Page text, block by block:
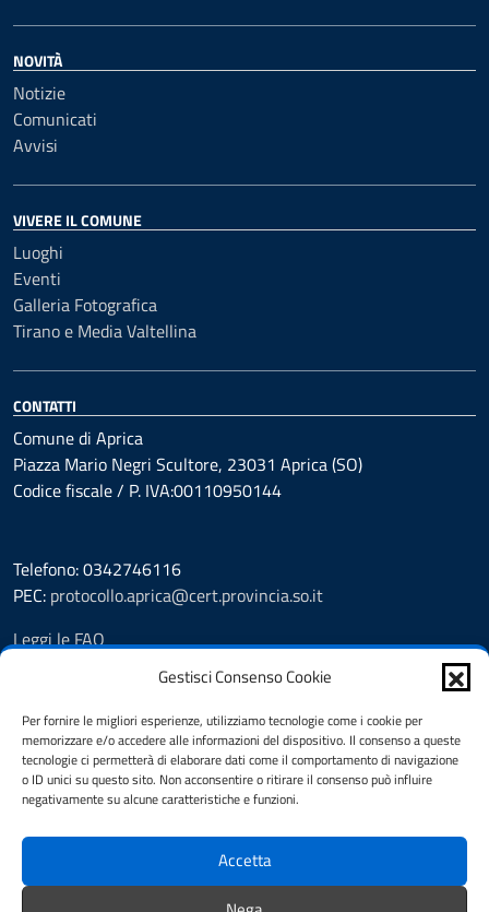
Gestisci Consenso Cookie
Per fornire le migliori esperienze, utilizziamo tecnologie come i cookie per
memorizzare e/o accedere alle informazioni del dispositivo. Il consenso a queste
tecnologie ci permetterà di elaborare dati come il comportamento di navigazione
o ID unici su questo sito. Non acconsentire o ritirare il consenso può influire
negativamente su alcune caratteristiche e funzioni.
Accetta
NOVITÀ
Notizie
Comunicati
Avvisi
VIVERE IL COMUNE
Luoghi
Eventi
Galleria Fotografica
Tirano e Media Valtellina
CONTATTI
Comune di Aprica
Piazza Mario Negri Scultore, 23031 Aprica (SO)
Codice fiscale / P. IVA:00110950144
Telefono: 0342746116
PEC: protocollo.aprica@cert.provincia.so.it
Leggi le FAQ
Prenotazione appuntamento
Segnalazione disservizio
Whistleblowing
Amministrazione trasparente
Pubblicità legale
Albo Pretorio
Note legali
Dichiarazione di accessibilità